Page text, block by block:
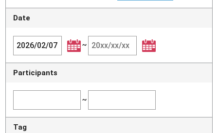
Date
~
Participants
~
Tag